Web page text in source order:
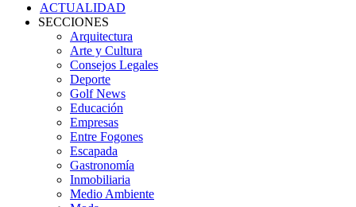
ACTUALIDAD
SECCIONES
Arquitectura
Arte y Cultura
Consejos Legales
Deporte
Golf News
Educación
Empresas
Entre Fogones
Escapada
Gastronomía
Inmobiliaria
Medio Ambiente